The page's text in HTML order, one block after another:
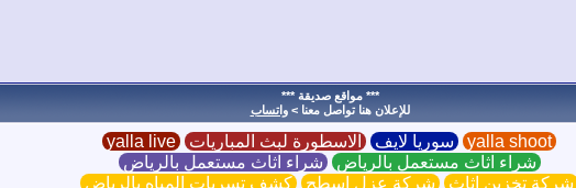
*** مواقع صديقة ***
للإعلان هنا تواصل معنا >واتساب
yalla shoot سوريا لايف الاسطورة لبث المباريات yalla live
شراء اثاث مستعمل بالرياض شراء اثاث مستعمل بالرياض
تخزين اثاث شركة عزل اسطح كشف تسربات المياه بالرياض